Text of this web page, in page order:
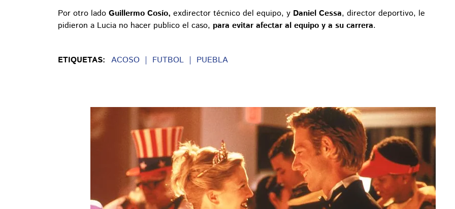
Por otro lado Guillermo Cosío, exdirector técnico del equipo, y Daniel Cessa, director deportivo, le
pidieron a Lucia no hacer publico el caso, para evitar afectar al equipo y a su carrera.
ETIQUETAS: ACOSO FUTBOL PUEBLA